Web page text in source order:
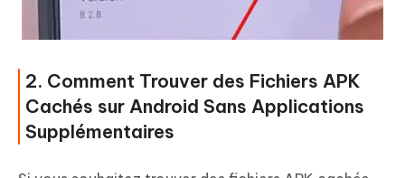
2. Comment Trouver des Fichiers APK
Cachés sur Android Sans Applications
Supplémentaires